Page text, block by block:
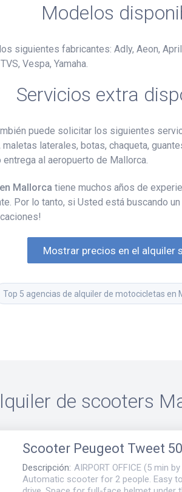
Modelos
siguientes fabricantes: Adly, Aeon,
Vespa, Yamaha.
Servicios extra
puede solicitar los siguientes
laterales, botas, chaqueta,
al aeropuerto de Mallorca.
Mallorca tiene muchos años de
Por lo tanto, si Usted está buscando un
Mostrar precios en el alquiler
Top 5 agencias de alquiler de motocicletas en
de scooters
Scooter Peugeot Tweet
Descripción: AIRPORT OFFICE (5 min
Automatic scooter for 2 people. Easy